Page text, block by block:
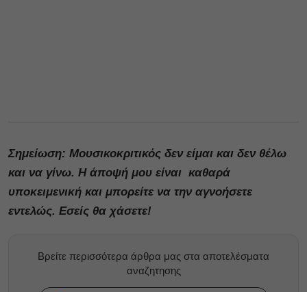
Σημείωση: Μουσικοκριτικός δεν είμαι και δεν θέλω
και να γίνω. Η άποψή μου είναι καθαρά
υποκειμενική και μπορείτε να την αγνοήσετε
εντελώς. Εσείς θα χάσετε!
Βρείτε περισσότερα άρθρα μας στα αποτελέσματα
αναζητησης